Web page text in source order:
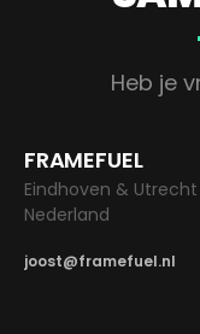
Heb je
FRAMEFUEL
Eindhoven & Utrecht
Nederland
joost@framefuel.nl